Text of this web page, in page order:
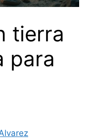
tierra
para